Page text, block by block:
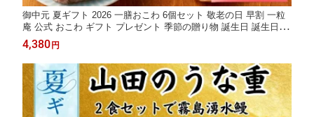
御中元 夏ギフト 2026 一膳おこわ 6個セット 敬老の日 早割 一粒
庵 公式 おこわ ギフト プレゼント 季節の贈り物 誕生日 誕生日プ
レゼント ギフト 御礼 お礼 御祝 お祝い 御祝 内祝い 内祝 御返し
お返し お祝い返し 御見舞 御挨拶 ごあいさつ 粗品 寸志 志
4,380 円